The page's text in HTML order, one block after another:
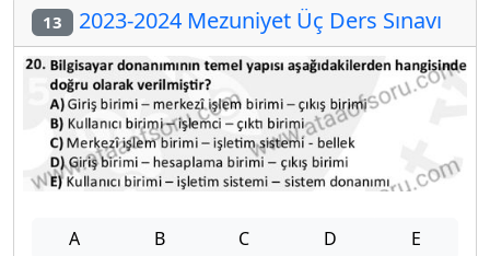
13 2023-2024 Mezuniyet Üç Ders Sınavı
A B C D E